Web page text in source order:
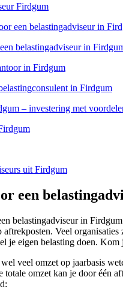
Firdgum
een belastingadviseur in
belastingadviseur in
in Firdgum
in Firdgum
– investering met
uit Firdgum
een
belastingadviseur in
Veel
je eigen belasting doen.
veel omzet op jaarbasis
omzet kan je door één